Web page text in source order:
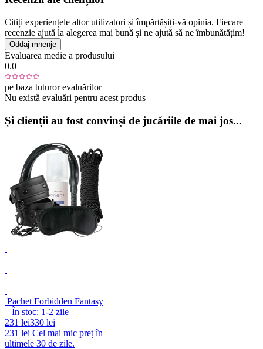
Citiți experiențele altor utilizatori și împărtășiți-vă opinia. Fiecare
recenzie ajută la alegerea mai bună și ne ajută să ne îmbunătățim!
Oddaj mnenje
Evaluarea medie a produsului
0.0
pe baza tuturor evaluărilor
Nu există evaluări pentru acest produs
Și clienții au fost convinși de jucăriile de mai jos...
Pachet Forbidden Fantasy
În stoc: 1-2 zile
231 lei330 lei
231 lei Cel mai mic preț în
ultimele 30 de zile.